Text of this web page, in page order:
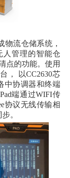
物流仓储系统，
管理的智能仓
点的功能。使用
， 以CC2630芯
中协调器和终端
Pad端通过WIFI传
协议无线传输相
。